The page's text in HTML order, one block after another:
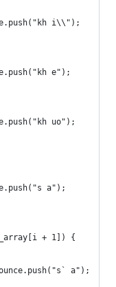
i\\");
e");
uo");
a");
+ 1]) {
a");